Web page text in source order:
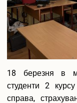
Загальна
Путівник науковця
Напрями
Організація
Наукові школи
Спеціалізована
Спеціалізована
18 березня в
студенти 2 курсу
справа,